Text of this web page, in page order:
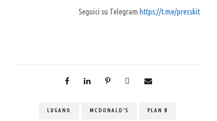
Seguici su Telegram https://t.me/presskit
LUGANO MCDONALD'S PLAN B